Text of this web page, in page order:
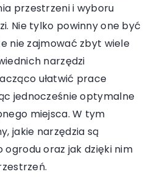
przestrzeni i wyboru
Nie tylko powinny one być
nie zajmować zbyt wiele
narzędzi
ułatwić prace
jednocześnie optymalne
miejsca. W tym
jakie narzędzia są
ogrodu oraz jak dzięki nim